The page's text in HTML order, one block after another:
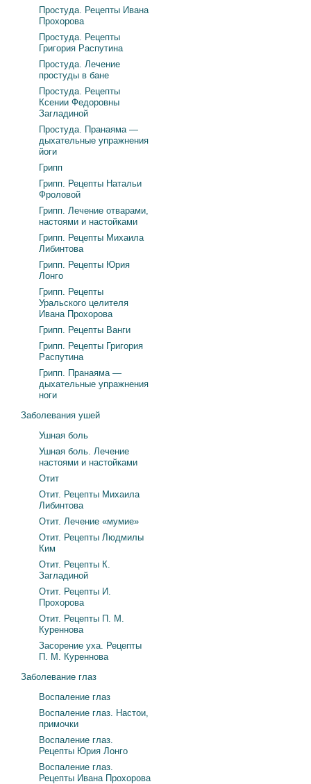
Простуда. Рецепты Ивана
Прохорова
Простуда. Рецепты
Григория Распутина
Простуда. Лечение
простуды в бане
Простуда. Рецепты
Ксении Федоровны
Загладиной
Простуда. Пранаяма —
дыхательные упражнения
йоги
Грипп
Грипп. Рецепты Натальи
Фроловой
Грипп. Лечение отварами,
настоями и настойками
Грипп. Рецепты Михаила
Либинтова
Грипп. Рецепты Юрия
Лонго
Грипп. Рецепты
Уральского целителя
Ивана Прохорова
Грипп. Рецепты Ванги
Грипп. Рецепты Григория
Распутина
Грипп. Пранаяма —
дыхательные упражнения
ноги
Заболевания ушей
Ушная боль
Ушная боль. Лечение
настоями и настойками
Отит
Отит. Рецепты Михаила
Либинтова
Отит. Лечение «мумие»
Отит. Рецепты Людмилы
Ким
Отит. Рецепты К.
Загладиной
Отит. Рецепты И.
Прохорова
Отит. Рецепты П. М.
Куреннова
Засорение уха. Рецепты
П. М. Куреннова
Заболевание глаз
Воспаление глаз
Воспаление глаз. Настои,
примочки
Воспаление глаз.
Рецепты Юрия Лонго
Воспаление глаз.
Рецепты Ивана Прохорова